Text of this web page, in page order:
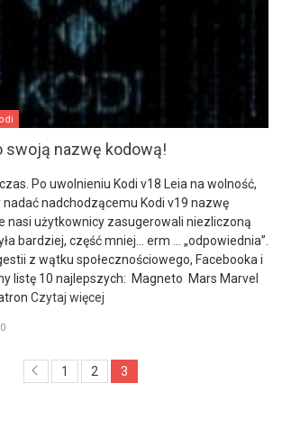
swoją nazwę kodową!
Po uwolnieniu Kodi v18 Leia na wolność,
nadać nadchodzącemu Kodi v19 nazwę
nasi użytkownicy zasugerowali niezliczoną
bardziej, część mniej… erm … „odpowiednia”.
z wątku społecznościowego, Facebooka i
listę 10 najlepszych: Magneto Mars Marvel
Czytaj więcej
0
1 2 3